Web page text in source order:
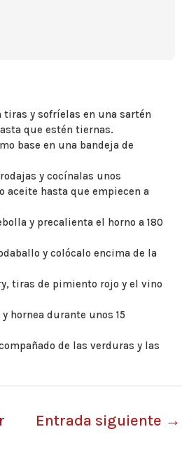
tiras y sofríelas en una sartén
que estén tiernas.
base en una bandeja de
y cocínalas unos
aceite hasta que empiecen a
y precalienta el horno a 180
y colócalo encima de la
tiras de pimiento rojo y el vino
hornea durante unos 15
de las verduras y las
Entrada siguiente →